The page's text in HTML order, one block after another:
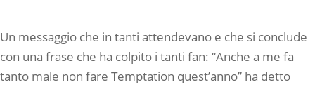
Un messaggio che in tanti attendevano e che si conclude
con una frase che ha colpito i tanti fan: “Anche a me fa
tanto male non fare Temptation quest’anno” ha detto